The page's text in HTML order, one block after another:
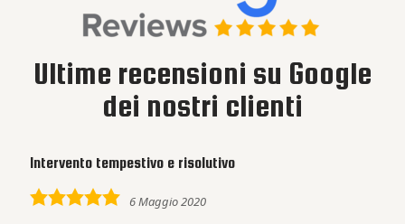
Ultime recensioni su Google
dei nostri clienti
Intervento tempestivo e risolutivo
5,0
6 Maggio 2020